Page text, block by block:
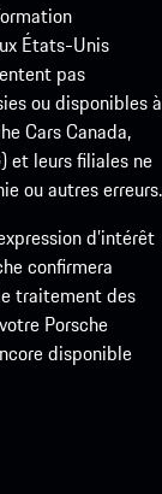
États-Unis
pas
ou disponibles à
Cars Canada,
et leurs filiales ne
ou autres erreurs.
d’intérêt
confirmera
traitement des
Porsche
disponible